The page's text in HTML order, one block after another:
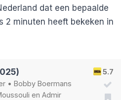
dat een bepaalde
2 minuten heeft bekeken in
5.7
• Bobby Boermans
en Admir